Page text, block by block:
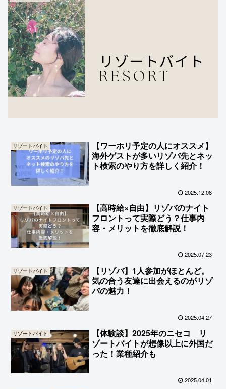
リゾートバイト
【ワーホリ予定の人にオススメ】
海外ゲストが多いリゾバ先とネッ
ト検索のやり方を詳しく紹介！
2025.12.08
リゾートバイト
【高時給×自由】リゾバのナイト
フロントって実際どう？仕事内
容・メリットを徹底解説！
2025.07.23
リゾートバイト
【リゾバ】1人参加がほとんど。
気の合う友達に出会えるのがリゾ
バの魅力！
2025.04.27
リゾートバイト
【体験談】2025年のニセコ リ
ゾートバイトが想像以上に外国だ
った！業種紹介も
2025.04.01